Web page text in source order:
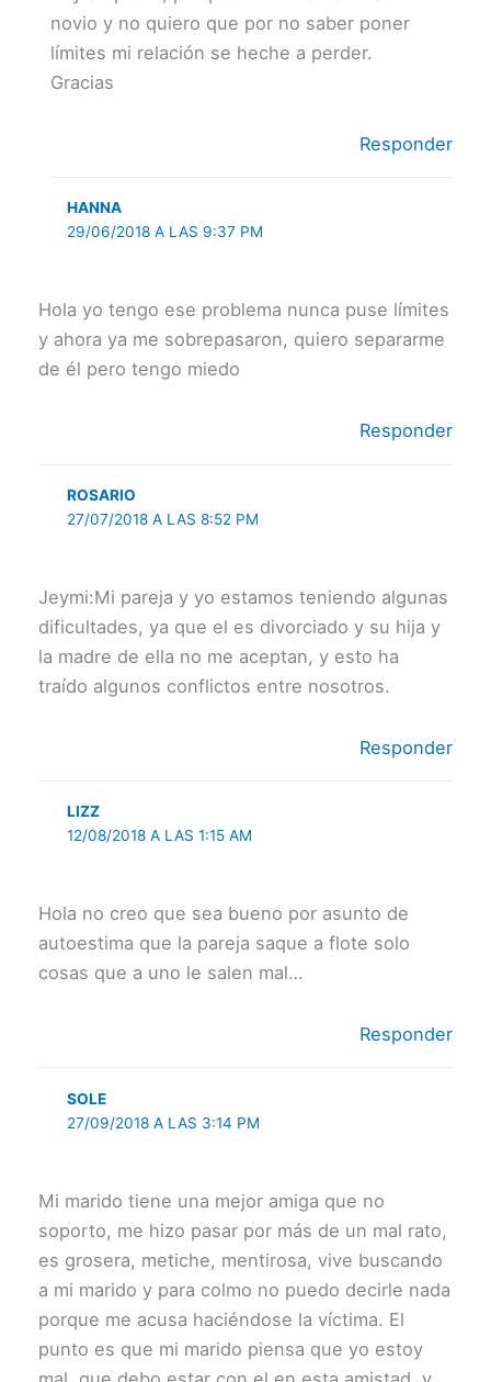
novio y no quiero que por no saber poner
límites mi relación se heche a perder.
Gracias
Responder
HANNA
29/06/2018 A LAS 9:37 PM
Hola yo tengo ese problema nunca puse límites
y ahora ya me sobrepasaron, quiero separarme
de él pero tengo miedo
Responder
ROSARIO
27/07/2018 A LAS 8:52 PM
Jeymi:Mi pareja y yo estamos teniendo algunas
dificultades, ya que el es divorciado y su hija y
la madre de ella no me aceptan, y esto ha
traído algunos conflictos entre nosotros.
Responder
LIZZ
12/08/2018 A LAS 1:15 AM
Hola no creo que sea bueno por asunto de
autoestima que la pareja saque a flote solo
cosas que a uno le salen mal…
Responder
SOLE
27/09/2018 A LAS 3:14 PM
Mi marido tiene una mejor amiga que no
soporto, me hizo pasar por más de un mal rato,
es grosera, metiche, mentirosa, vive buscando
a mi marido y para colmo no puedo decirle nada
porque me acusa haciéndose la víctima. El
punto es que mi marido piensa que yo estoy